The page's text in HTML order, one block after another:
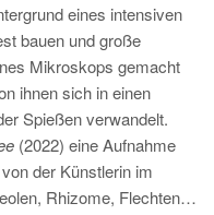
eines intensiven
bauen und große
Mikroskops gemacht
ihnen sich in einen
Spießen verwandelt.
(2022) eine Aufnahme
der Künstlerin im
Rhizome, Flechten…